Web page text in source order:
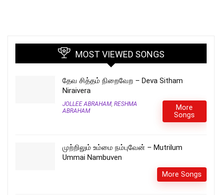
MOST VIEWED SONGS
தேவ சித்தம் நிறைவேற – Deva Sitham
Niraivera
JOLLEE ABRAHAM, RESHMA
ABRAHAM
More
Songs
முற்றிலும் உம்மை நம்புவேன் – Mutrilum
Ummai Nambuven
More Songs